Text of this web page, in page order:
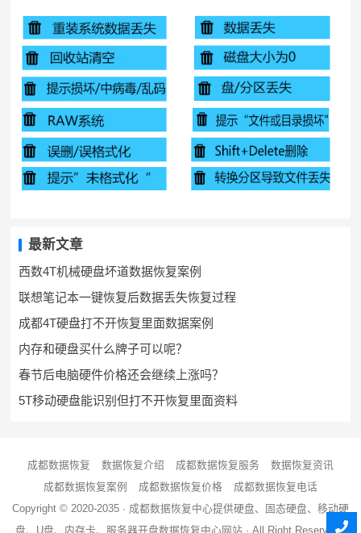
最新文章
西数4T机械硬盘坏道数据恢复案例
联想笔记本一键恢复后数据丢失恢复过程
成都4T硬盘打不开恢复里面数据案例
内存和硬盘买什么牌子可以呢？
春节后电脑硬件价格还会继续上涨吗？
5T移动硬盘能识别但打不开恢复里面资料
成都数据恢复 数据恢复介绍 成都数据恢复服务
数据恢复资讯
成都数据恢复案例
成都数据恢复价格
成都数据恢复电话
Copyright © 2020-2035 · 成都数据恢复中心提供硬盘、固态硬盘、移动硬
盘、U盘、内存卡、服务器开盘数据恢复中心网站 · All Right Reserved ·